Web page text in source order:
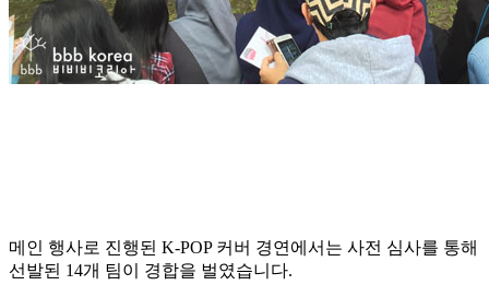
메인 행사로 진행된 K-POP 커버 경연에서는 사전 심사를 통해
선발된 14개 팀이 경합을 벌였습니다.